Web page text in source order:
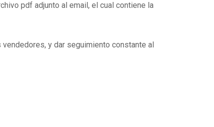
pdf adjunto al email, el cual contiene la
y dar seguimiento constante al